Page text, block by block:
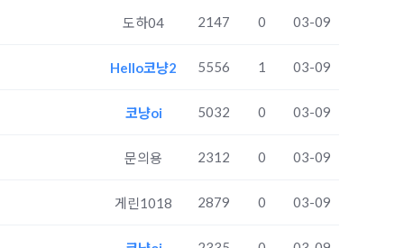
도하04 2147 0 03-09
Hello코냥2 5556 1 03-09
코냥oi 5032 0 03-09
문의용 2312 0 03-09
게린1018 2879 0 03-09